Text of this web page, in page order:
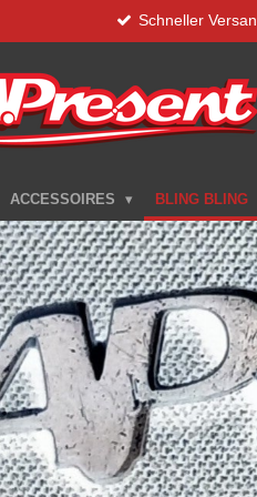
Schneller
ACCESSOIRES BLING BLING